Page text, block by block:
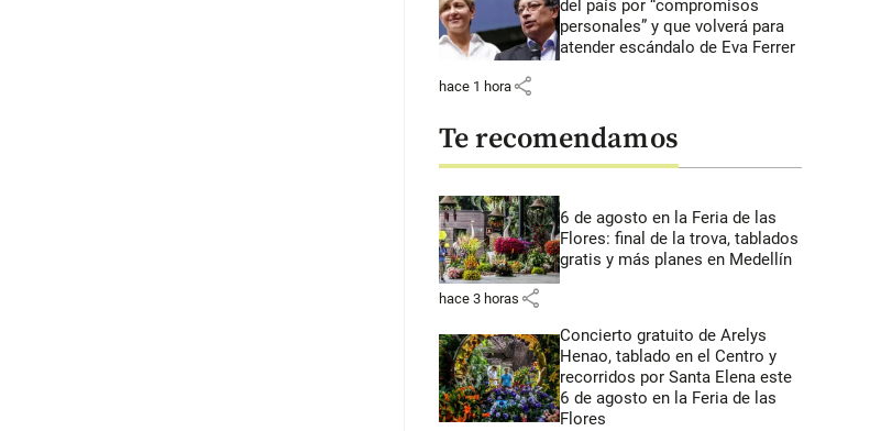
del país por “compromisos
personales” y que volverá para
atender escándalo de Eva Ferrer
hace 1 hora share
Te recomendamos
6 de agosto en la Feria de las
Flores: final de la trova, tablados
gratis y más planes en Medellín
hace 3 horas share
Concierto gratuito de Arelys
Henao, tablado en el Centro y
recorridos por Santa Elena este
6 de agosto en la Feria de las
Flores